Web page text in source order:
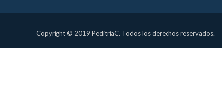
Copyright © 2019 PeditriaC. Todos los derechos reservados.